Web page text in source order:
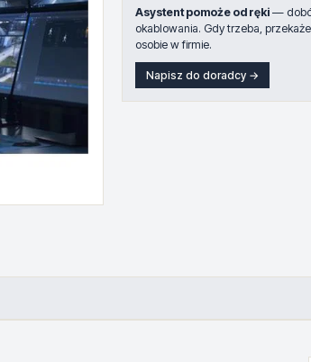
Asystent pomoże od ręki —
okablowania. Gdy trzeba,
osobie w firmie.
Napisz do doradcy →